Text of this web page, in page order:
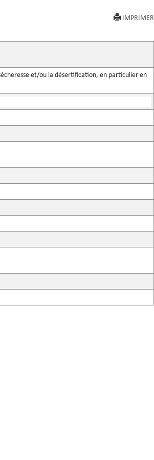
IMPRIMER
et/ou la désertification, en particulier en